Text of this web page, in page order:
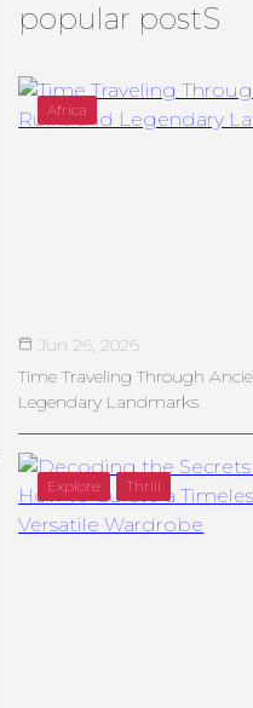
popular postS
Africa
Jun 26, 2026
Time Traveling Through
Legendary Landmarks
Explore Thrill